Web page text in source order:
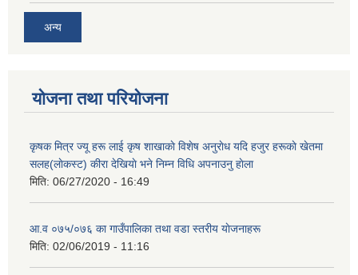
अन्य
योजना तथा परियोजना
कृषक मित्र ज्यू हरू लाई कृष शाखाकाे विशेष अनुराेध यदि हजुर हरूकाे खेतमा
सलह(लाेकस्ट) कीरा देखियाे भने निम्न विधि अपनाउनु हाेला
मिति: 06/27/2020 - 16:49
आ‍.व ०७५/०७६ का गाउँपालिका तथा वडा स्तरीय याेजनाहरू
मिति: 02/06/2019 - 11:16